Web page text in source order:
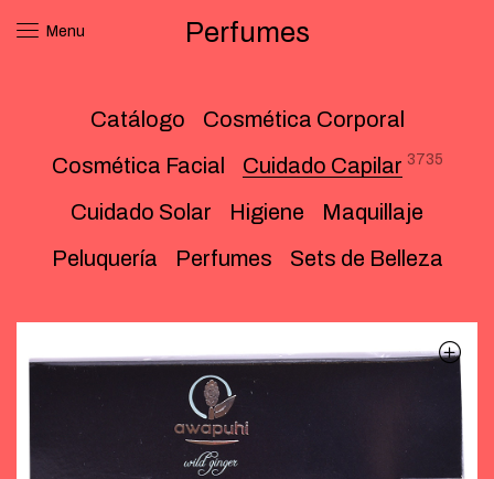
Menu Perfumes
Catálogo
Cosmética Corporal
Cosmética Facial
Cuidado Capilar 3735
Cuidado Solar Higiene
Maquillaje
Peluquería
Perfumes Sets de Belleza